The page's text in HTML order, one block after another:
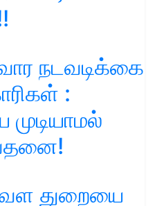
நடவடிக்கை
:
வள துறையை